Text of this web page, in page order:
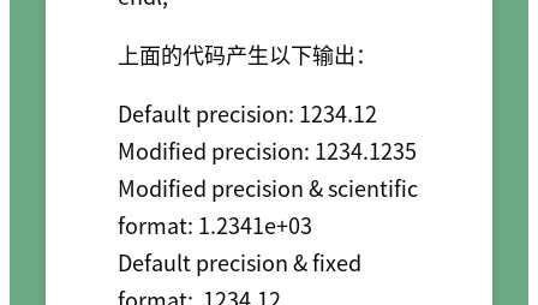
上面的代码产生以下输出：
Default precision: 1234.12
Modified precision: 1234.1235
Modified precision & scientific
format: 1.2341e+03
Default precision & fixed